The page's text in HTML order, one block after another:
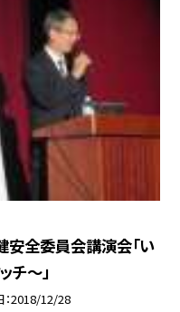
安全委員会講演会「い
チ〜」
2018/12/28